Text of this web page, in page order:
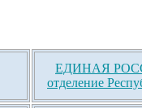
ЕДИНАЯ
отделение